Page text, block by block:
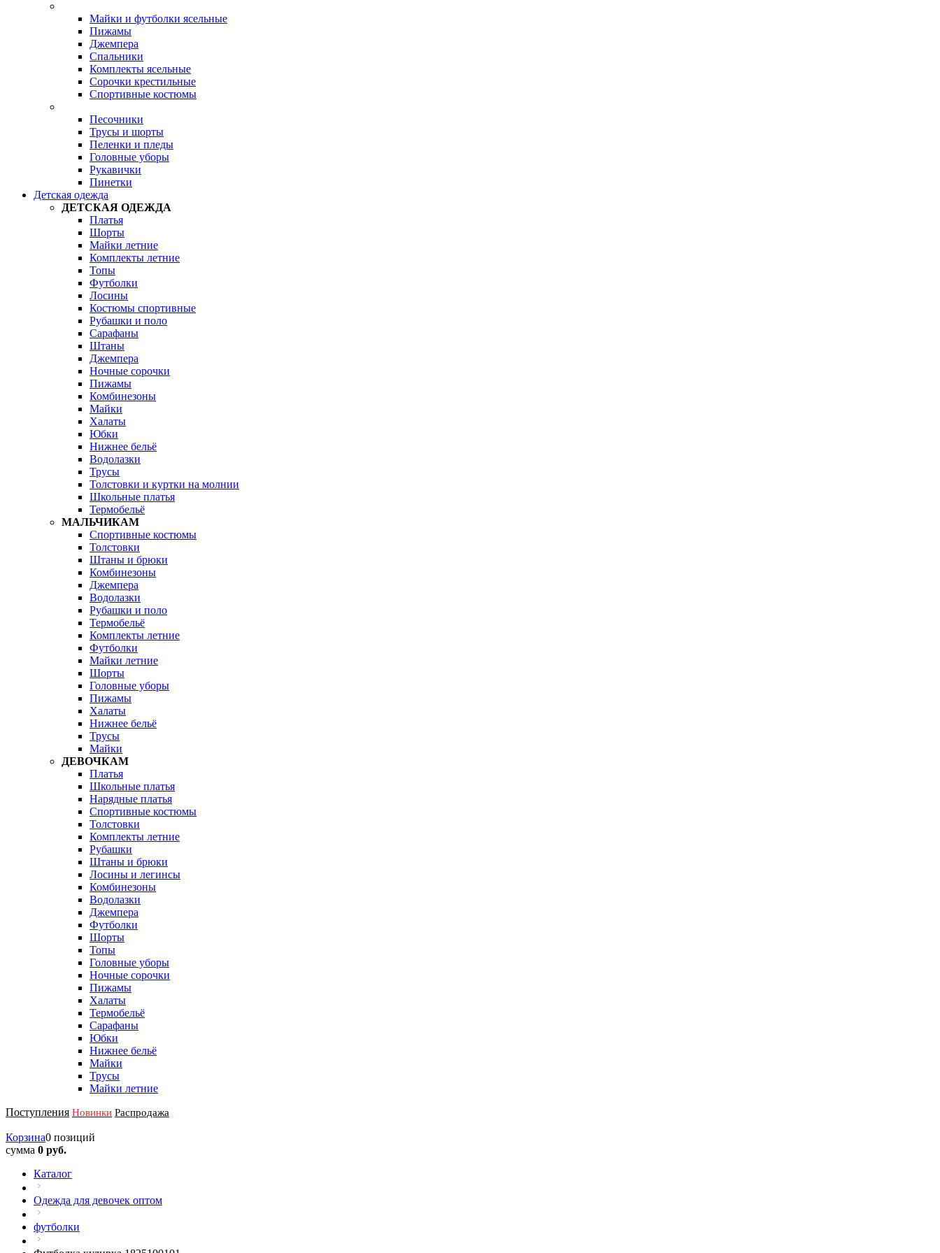
Майки и футболки ясельные
Пижамы
Джемпера
Спальники
Комплекты ясельные
Сорочки крестильные
Спортивные костюмы
Песочники
Трусы и шорты
Пеленки и пледы
Головные уборы
Рукавички
Пинетки
Детская одежда
ДЕТСКАЯ ОДЕЖДА
Платья
Шорты
Майки летние
Комплекты летние
Топы
Футболки
Лосины
Костюмы спортивные
Рубашки и поло
Сарафаны
Штаны
Джемпера
Ночные сорочки
Пижамы
Комбинезоны
Майки
Халаты
Юбки
Нижнее бельё
Водолазки
Трусы
Толстовки и куртки на молнии
Школьные платья
Термобельё
МАЛЬЧИКАМ
Спортивные костюмы
Толстовки
Штаны и брюки
Комбинезоны
Джемпера
Водолазки
Рубашки и поло
Термобельё
Комплекты летние
Футболки
Майки летние
Шорты
Головные уборы
Пижамы
Халаты
Нижнее бельё
Трусы
Майки
ДЕВОЧКАМ
Платья
Школьные платья
Нарядные платья
Спортивные костюмы
Толстовки
Комплекты летние
Рубашки
Штаны и брюки
Лосины и легинсы
Комбинезоны
Водолазки
Джемпера
Футболки
Шорты
Топы
Головные уборы
Ночные сорочки
Пижамы
Халаты
Термобельё
Сарафаны
Юбки
Нижнее бельё
Майки
Трусы
Майки летние
Поступления Новинки Распродажа
Корзина0 позиций
сумма 0 руб.
Каталог
Одежда для девочек оптом
футболки